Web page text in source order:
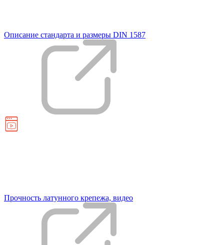
Описание стандарта и размеры DIN 1587
Прочность латунного крепежа, видео